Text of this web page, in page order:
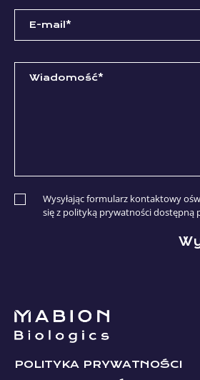
Wysyłając formularz kontaktowy
się z polityką prywatności dostępną
POLITYKA PRYWATNOŚCI